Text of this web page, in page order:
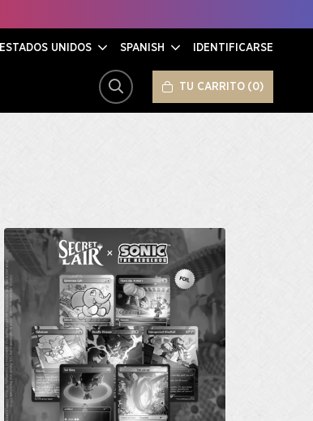
ESTADOS UNIDOS SPANISH IDENTIFICARSE
BUSCAR TU CARRITO 0